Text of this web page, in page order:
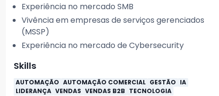
Experiência no mercado SMB
Vivência em empresas de serviços gerenciados
(MSSP)
Experiência no mercado de Cybersecurity
Skills
AUTOMAÇÃO AUTOMAÇÃO COMERCIAL GESTÃO IA
LIDERANÇA VENDAS VENDAS B2B TECNOLOGIA